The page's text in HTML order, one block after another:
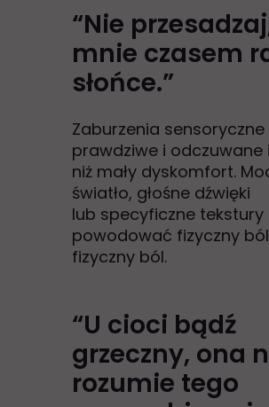
“Nie
mnie czasem
słońce.”
Zaburzenia sensoryczne
prawdziwe i odczuwane
niż mały dyskomfort.
światło, głośne dźwięki
lub specyficzne
powodować fizyczny
fizyczny ból.
“U cioci bądź
grzeczny, ona
rozumie tego